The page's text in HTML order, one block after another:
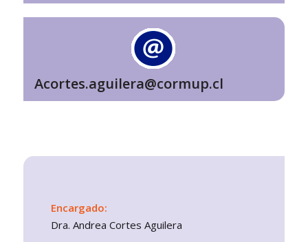
Acortes.aguilera@cormup.cl
Encargado:
Dra. Andrea Cortes Aguilera